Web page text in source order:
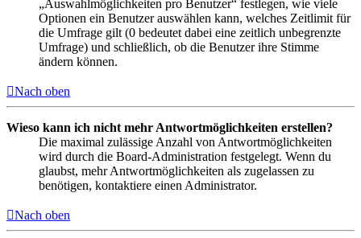
„Auswahlmöglichkeiten pro Benutzer“ festlegen, wie viele
Optionen ein Benutzer auswählen kann, welches Zeitlimit für
die Umfrage gilt (0 bedeutet dabei eine zeitlich unbegrenzte
Umfrage) und schließlich, ob die Benutzer ihre Stimme
ändern können.
Nach oben
Wieso kann ich nicht mehr Antwortmöglichkeiten erstellen?
Die maximal zulässige Anzahl von Antwortmöglichkeiten
wird durch die Board-Administration festgelegt. Wenn du
glaubst, mehr Antwortmöglichkeiten als zugelassen zu
benötigen, kontaktiere einen Administrator.
Nach oben